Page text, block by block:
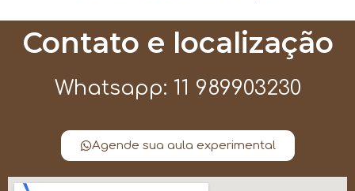
Contato e localização
Whatsapp: 11 989903230
Agende sua aula experimental